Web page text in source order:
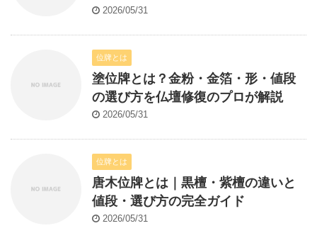
2026/05/31
位牌とは
塗位牌とは？金粉・金箔・形・値段
の選び方を仏壇修復のプロが解説
2026/05/31
位牌とは
唐木位牌とは｜黒檀・紫檀の違いと
値段・選び方の完全ガイド
2026/05/31